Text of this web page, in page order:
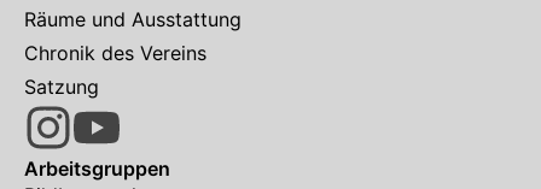
Räume und Ausstattung
Chronik des Vereins
Satzung
Arbeitsgruppen